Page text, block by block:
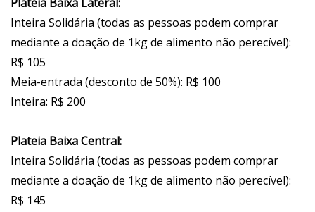
Inteira Solidária (todas as pessoas podem comprar
mediante a doação de 1kg de alimento não perecível):
R$ 105
Meia-entrada (desconto de 50%): R$ 100
Inteira: R$ 200
Plateia Baixa Central:
Inteira Solidária (todas as pessoas podem comprar
mediante a doação de 1kg de alimento não perecível):
R$ 145